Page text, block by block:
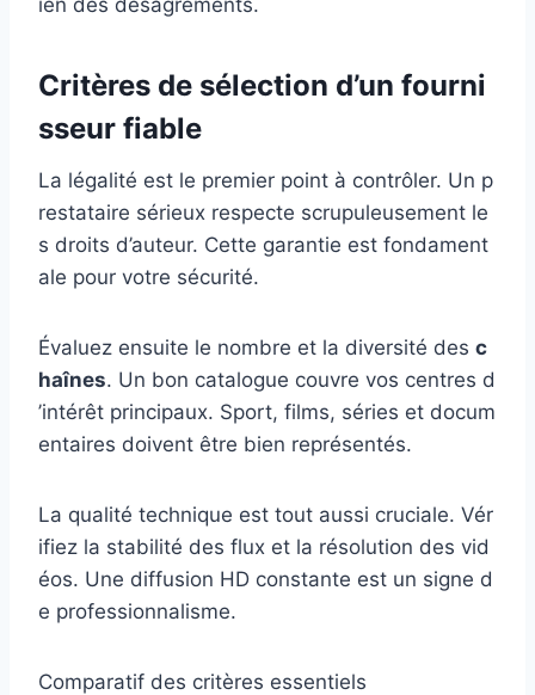
Critères de sélection d’un fourni
sseur fiable
La légalité est le premier point à contrôler. Un p
restataire sérieux respecte scrupuleusement le
s droits d’auteur. Cette garantie est fondament
ale pour votre sécurité.
Évaluez ensuite le nombre et la diversité des c
haînes. Un bon catalogue couvre vos centres d
’intérêt principaux. Sport, films, séries et docum
entaires doivent être bien représentés.
La qualité technique est tout aussi cruciale. Vér
ifiez la stabilité des flux et la résolution des vid
éos. Une diffusion HD constante est un signe d
e professionnalisme.
Comparatif des critères essentiels